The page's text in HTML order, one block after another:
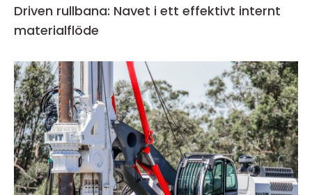
Driven rullbana: Navet i ett effektivt internt
materialflöde